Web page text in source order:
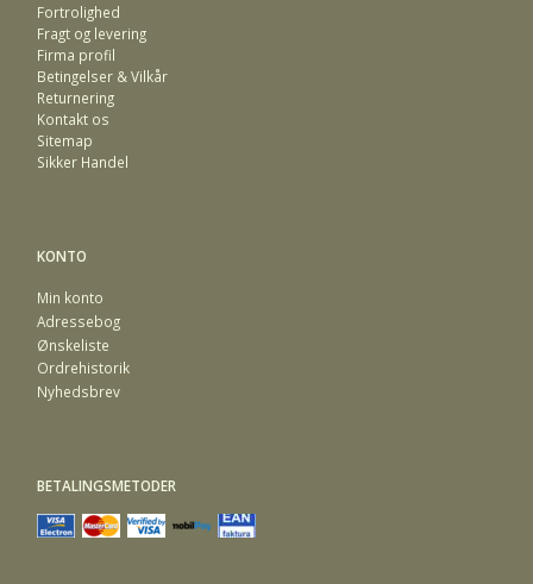
Fortrolighed
Fragt og levering
Firma profil
Betingelser & Vilkår
Returnering
Kontakt os
Sitemap
Sikker Handel
KONTO
Min konto
Adressebog
Ønskeliste
Ordrehistorik
Nyhedsbrev
BETALINGSMETODER